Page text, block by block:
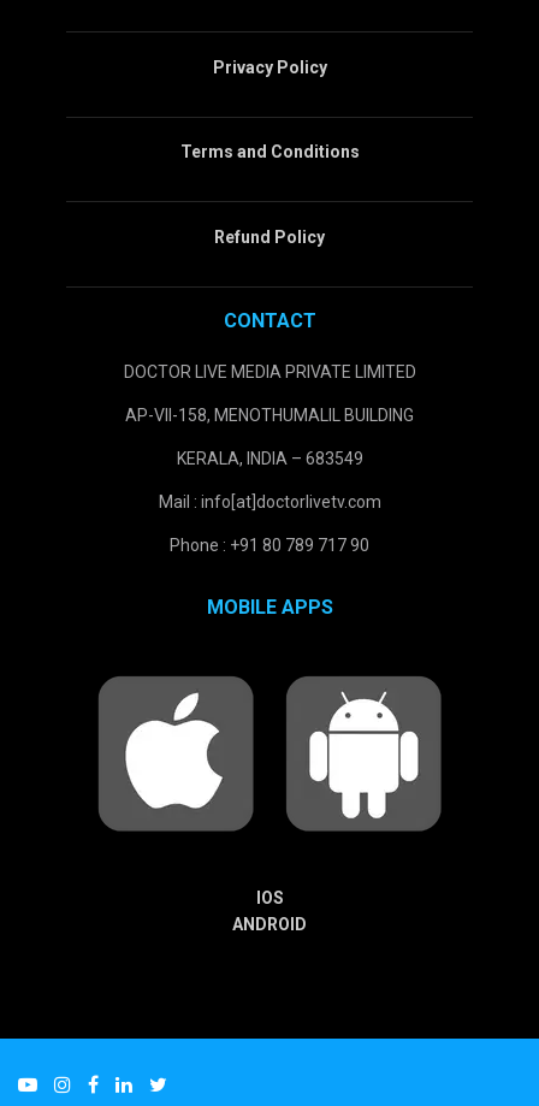
Privacy Policy
Terms and Conditions
Refund Policy
CONTACT
DOCTOR LIVE MEDIA PRIVATE LIMITED
AP-VII-158, MENOTHUMALIL BUILDING
KERALA, INDIA – 683549
Mail : info[at]doctorlivetv.com
Phone : +91 80 789 717 90
MOBILE APPS
IOS
ANDROID